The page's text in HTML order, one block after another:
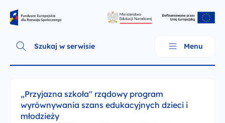
Fundusze Europejskie dla Rozwoju Społecznego
Szukaj w serwisie Menu
„Przyjazna szkoła" rządowy program
wyrównywania szans edukacyjnych dzieci i
młodzieży